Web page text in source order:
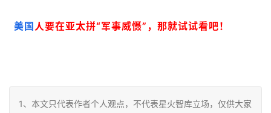
美国 人要在亚太拼“军事威慑”，那就试试看吧！
1、本文只代表作者个人观点，不代表星火智库立场，仅供大家